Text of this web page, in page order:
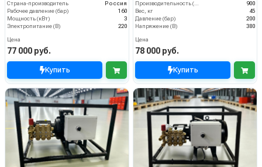
Страна-производитель
Россия
Рабочее давление (бар)
160
Мощность (кВт)
3
Электропитание (В)
220
Цена
77 000 руб.
Купить
Производительность (л/ч)
900
Вес, кг
45
Давление (бар)
200
Напряжение (В)
380
Цена
78 000 руб.
Купить